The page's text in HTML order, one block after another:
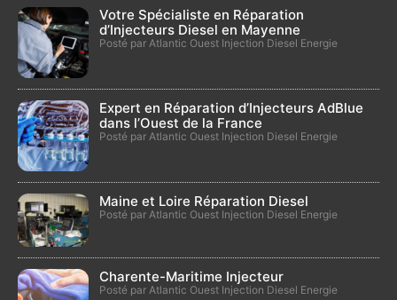
Votre Spécialiste en Réparation
d’Injecteurs Diesel en Mayenne
Posté par Atlantic Ouest Injection Diesel Energie
Expert en Réparation d’Injecteurs AdBlue
dans l’Ouest de la France
Posté par Atlantic Ouest Injection Diesel Energie
Maine et Loire Réparation Diesel
Posté par Atlantic Ouest Injection Diesel Energie
Charente-Maritime Injecteur
Posté par Atlantic Ouest Injection Diesel Energie